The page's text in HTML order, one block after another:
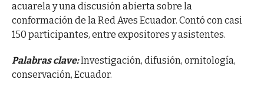
acuarela y una discusión abierta sobre la
conformación de la Red Aves Ecuador. Contó con casi
150 participantes, entre expositores y asistentes.
Palabras clave:Investigación, difusión, ornitología,
conservación, Ecuador.